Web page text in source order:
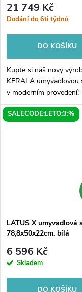
21 749 Kč
Dodání do 6ti týdnů
DO KOŠÍKU
Kupte si náš nový
KERALA umyvadlovou
v moderním provedení!
skříňka s rozměry
cm se stane praktickým a
SALECODE:LETO:3:%
LATUS X umyvadlová
78,8x50x22cm, bílá
6 596 Kč
Skladem
DO KOŠÍKU